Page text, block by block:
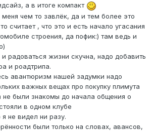
а в итоге компакт
чем то завлёк, да и тем более это
считает , что это и есть начало угасания
строения, да пофик:) там ведь и
и радоваться жизни скучна, надо добавить
и роадтрипа.
авантюризм нашей задумки надо
важных вещах про покупку плимута
не были знакомы до начала общения о
в одном клубе
не видел ни разу.
были только на словах, авансов,